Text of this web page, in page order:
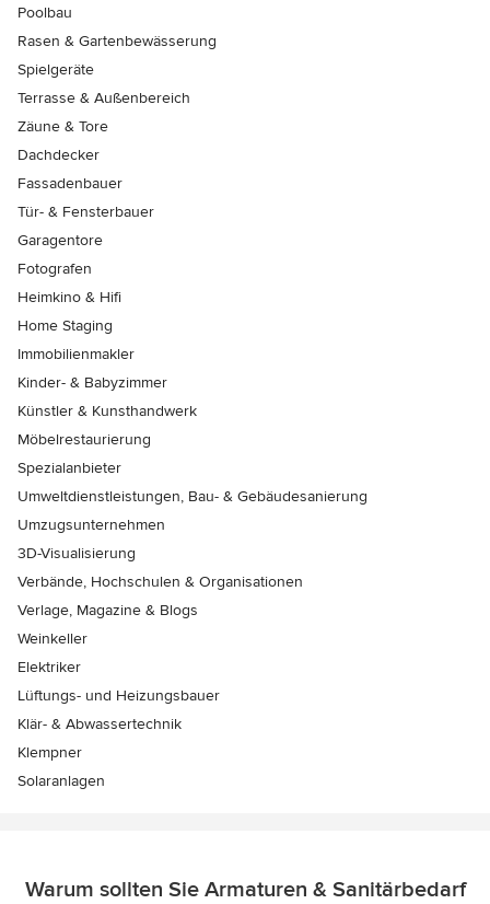
Poolbau
Rasen & Gartenbewässerung
Spielgeräte
Terrasse & Außenbereich
Zäune & Tore
Dachdecker
Fassadenbauer
Tür- & Fensterbauer
Garagentore
Fotografen
Heimkino & Hifi
Home Staging
Immobilienmakler
Kinder- & Babyzimmer
Künstler & Kunsthandwerk
Möbelrestaurierung
Spezialanbieter
Umweltdienstleistungen, Bau- & Gebäudesanierung
Umzugsunternehmen
3D-Visualisierung
Verbände, Hochschulen & Organisationen
Verlage, Magazine & Blogs
Weinkeller
Elektriker
Lüftungs- und Heizungsbauer
Klär- & Abwassertechnik
Klempner
Solaranlagen
Warum sollten Sie Armaturen & Sanitärbedarf